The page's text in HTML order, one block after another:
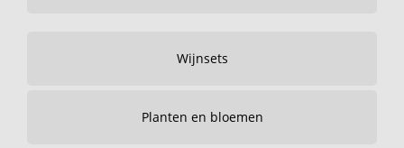
Wijnsets
Planten en bloemen